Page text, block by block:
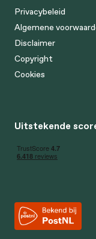
Privacybeleid
Algemene
Disclaimer
Copyright
Cookies
Uitstekende